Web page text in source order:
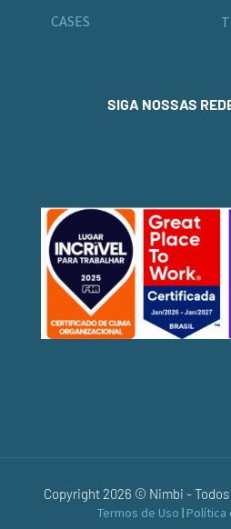
CASES
SIGA NOSSAS
Copyright 2026 © Nimbi -
Termos de Uso | Política